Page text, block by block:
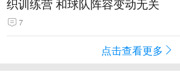
织训练营 和球队阵容变动无关
7
点击查看更多